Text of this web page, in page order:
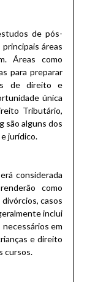
de pós-
áreas
Áreas como
para preparar
de direito e
única
Tributário,
são alguns dos
jurídico.
considerada
como
casos
inclui
em
e direito
cursos.